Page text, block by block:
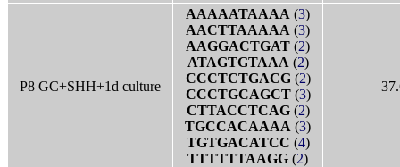
P8 GC+SHH+1d culture
AAAAATAAAA (3)
AACTTAAAAA (3)
AAGGACTGAT (2)
ATAGTGTAAA (2)
CCCTCTGACG(2)
CCCTGCAGCT(3)
CTTACCTCAG(2)
TGCCACAAAA (3)
TGTGACATCC (4)
TTTTTTAAGG (2)